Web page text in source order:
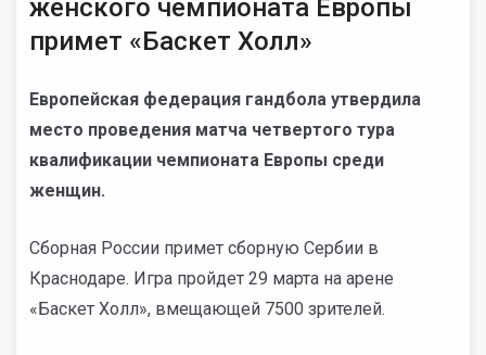
женского чемпионата Европы
примет «Баскет Холл»
Европейская федерация гандбола утвердила
место проведения матча четвертого тура
квалификации чемпионата Европы среди
женщин.
Сборная России примет сборную Сербии в
Краснодаре. Игра пройдет 29 марта на арене
«Баскет Холл», вмещающей 7500 зрителей.